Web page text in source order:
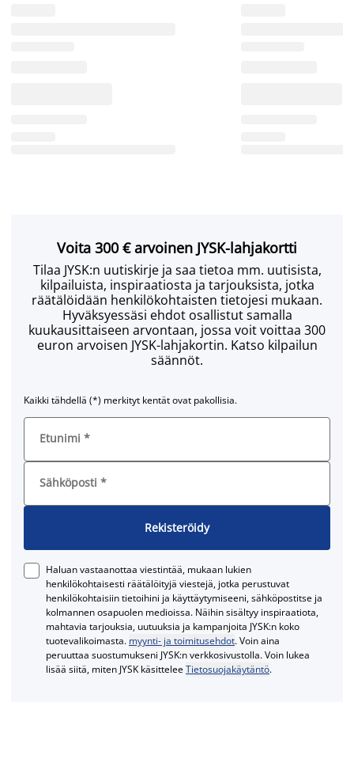
Voita 300 € arvoinen JYSK-lahjakortti
Tilaa JYSK:n uutiskirje ja saa tietoa mm. uutisista,
kilpailuista, inspiraatiosta ja tarjouksista, jotka
räätälöidään henkilökohtaisten tietojesi mukaan.
Hyväksyessäsi ehdot osallistut samalla
kuukausittaiseen arvontaan, jossa voit voittaa 300
euron arvoisen JYSK-lahjakortin. Katso kilpailun
säännöt.
Kaikki tähdellä (*) merkityt kentät ovat pakollisia.
Etunimi *
Sähköposti *
Rekisteröidy
Haluan vastaanottaa viestintää, mukaan lukien
henkilökohtaisesti räätälöityjä viestejä, jotka perustuvat
henkilökohtaisiin tietoihini ja käyttäytymiseeni, sähköpostitse ja
kolmannen osapuolen medioissa. Näihin sisältyy inspiraatiota,
mahtavia tarjouksia, uutuuksia ja kampanjoita JYSK:n koko
tuotevalikoimasta. myynti- ja toimitusehdot. Voin aina
peruuttaa suostumukseni JYSK:n verkkosivustolla. Voin lukea
lisää siitä, miten JYSK käsitteleeTietosuojakäytäntö.